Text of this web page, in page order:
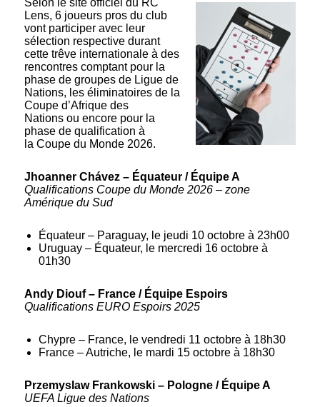
Lens, 6 joueurs pros du club
vont participer avec leur
sélection respective durant
cette trêve internationale à des
rencontres comptant pour la
phase de groupes de Ligue de
Nations, les éliminatoires de la
Coupe d’Afrique des
Nations ou encore pour la
phase de qualification à
la Coupe du Monde 2026.
Jhoanner Chávez – Équateur / Équipe A
Qualifications Coupe du Monde 2026 – zone
Amérique du Sud
Équateur – Paraguay, le jeudi 10 octobre à 23h00
Uruguay – Équateur, le mercredi 16 octobre à
01h30
Andy Diouf – France / Équipe Espoirs
Qualifications EURO Espoirs 2025
Chypre – France, le vendredi 11 octobre à 18h30
France – Autriche, le mardi 15 octobre à 18h30
Przemyslaw Frankowski – Pologne / Équipe A
UEFA Ligue des Nations